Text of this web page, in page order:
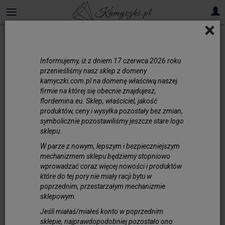
×
Informujemy, iż z dniem 17 czerwca 2026 roku
przenieśliśmy nasz sklep z domeny
kamyczki.com.pl na domenę właściwą naszej
firmie na której się obecnie znajdujesz,
flordemina.eu. Sklep, właściciel, jakość
produktów, ceny i wysyłka pozostały bez zmian,
symbolicznie pozostawiliśmy jeszcze stare logo
sklepu.
W parze z nowym, lepszym i bezpieczniejszym
mechanizmem sklepu będziemy stopniowo
wprowadzać coraz więcej nowości i produktów
które do tej pory nie miały racji bytu w
poprzednim, przestarzałym mechanizmie
sklepowym.
Jeśli miałaś/miałeś konto w poprzednim
sklepie, najprawdopodobniej pozostało ono